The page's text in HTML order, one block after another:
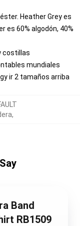
Heather Grey es
es 60% algodón, 40%
costillas
mundiales
ir 2 tamaños arriba
,
Band
RB1509